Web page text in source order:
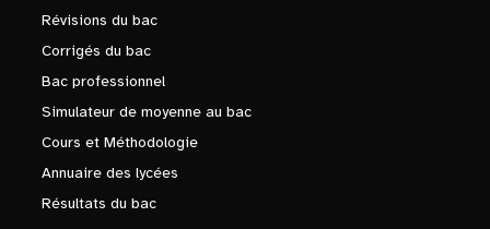
Révisions du bac
Corrigés du bac
Bac professionnel
Simulateur de moyenne au bac
Cours et Méthodologie
Annuaire des lycées
Résultats du bac